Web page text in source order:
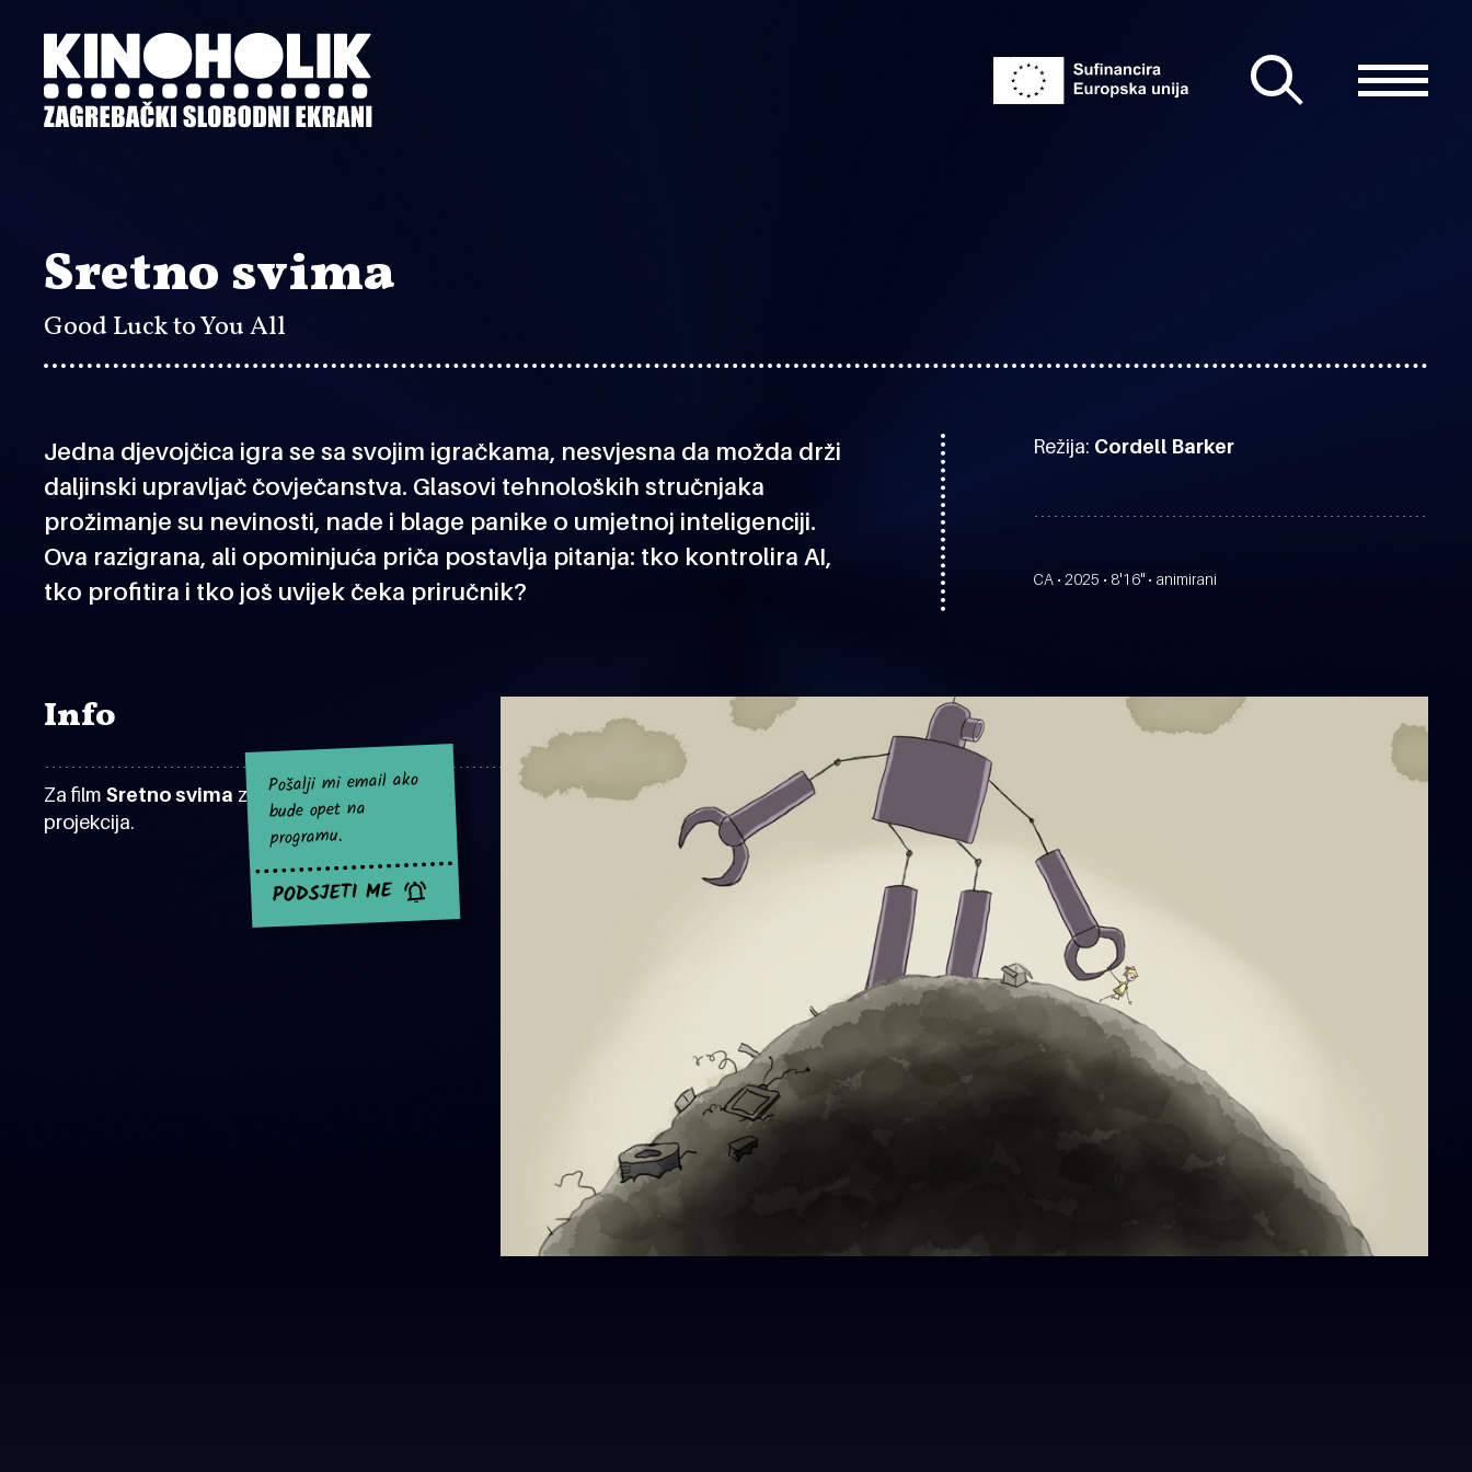
sadržaj
Sretno svima
Good Luck to You All
Jedna djevojčica igra se sa svojim igračkama, nesvjesna da možda drži
daljinski upravljač čovječanstva. Glasovi tehnoloških stručnjaka
prožimanje su nevinosti, nade i blage panike o umjetnoj inteligenciji.
Ova razigrana, ali opominjuća priča postavlja pitanja: tko kontrolira AI,
tko profitira i tko još uvijek čeka priručnik?
Režija: Cordell Barker
CA • 2025 • 8'16" • animirani
Info
Za film Sretno svima za sad nema najavljenih
projekcija.
Pošalji mi email ako
bude opet na
programu.
PODSJETI ME